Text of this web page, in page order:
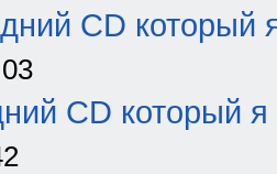
CD который
CD который я